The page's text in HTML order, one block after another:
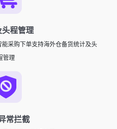
头程管理
采购下单支持海外仓备货统计及头
管理
常拦截